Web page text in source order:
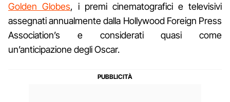
Golden Globes, i premi cinematografici e televisivi
assegnati annualmente dalla Hollywood Foreign Press
Association’s e considerati quasi come
un’anticipazione degli Oscar.